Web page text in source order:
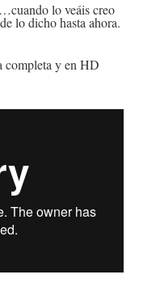
lo veáis creo
lo dicho hasta ahora.
completa y en HD